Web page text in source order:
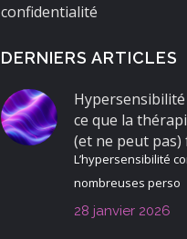
confidentialité
DERNIERS ARTICLES
ce que la
(et ne peut pas)
L’hypersensibilité
nombreuses perso
28 janvier 2026